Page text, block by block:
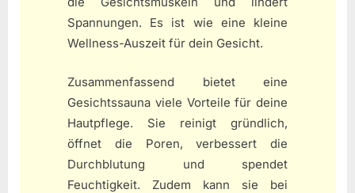
Spannungen. Es ist wie eine kleine
Wellness-Auszeit für dein Gesicht.
Zusammenfassend bietet eine
Gesichtssauna viele Vorteile für deine
Hautpflege. Sie reinigt gründlich,
öffnet die Poren, verbessert die
Durchblutung und spendet
Feuchtigkeit. Zudem kann sie bei